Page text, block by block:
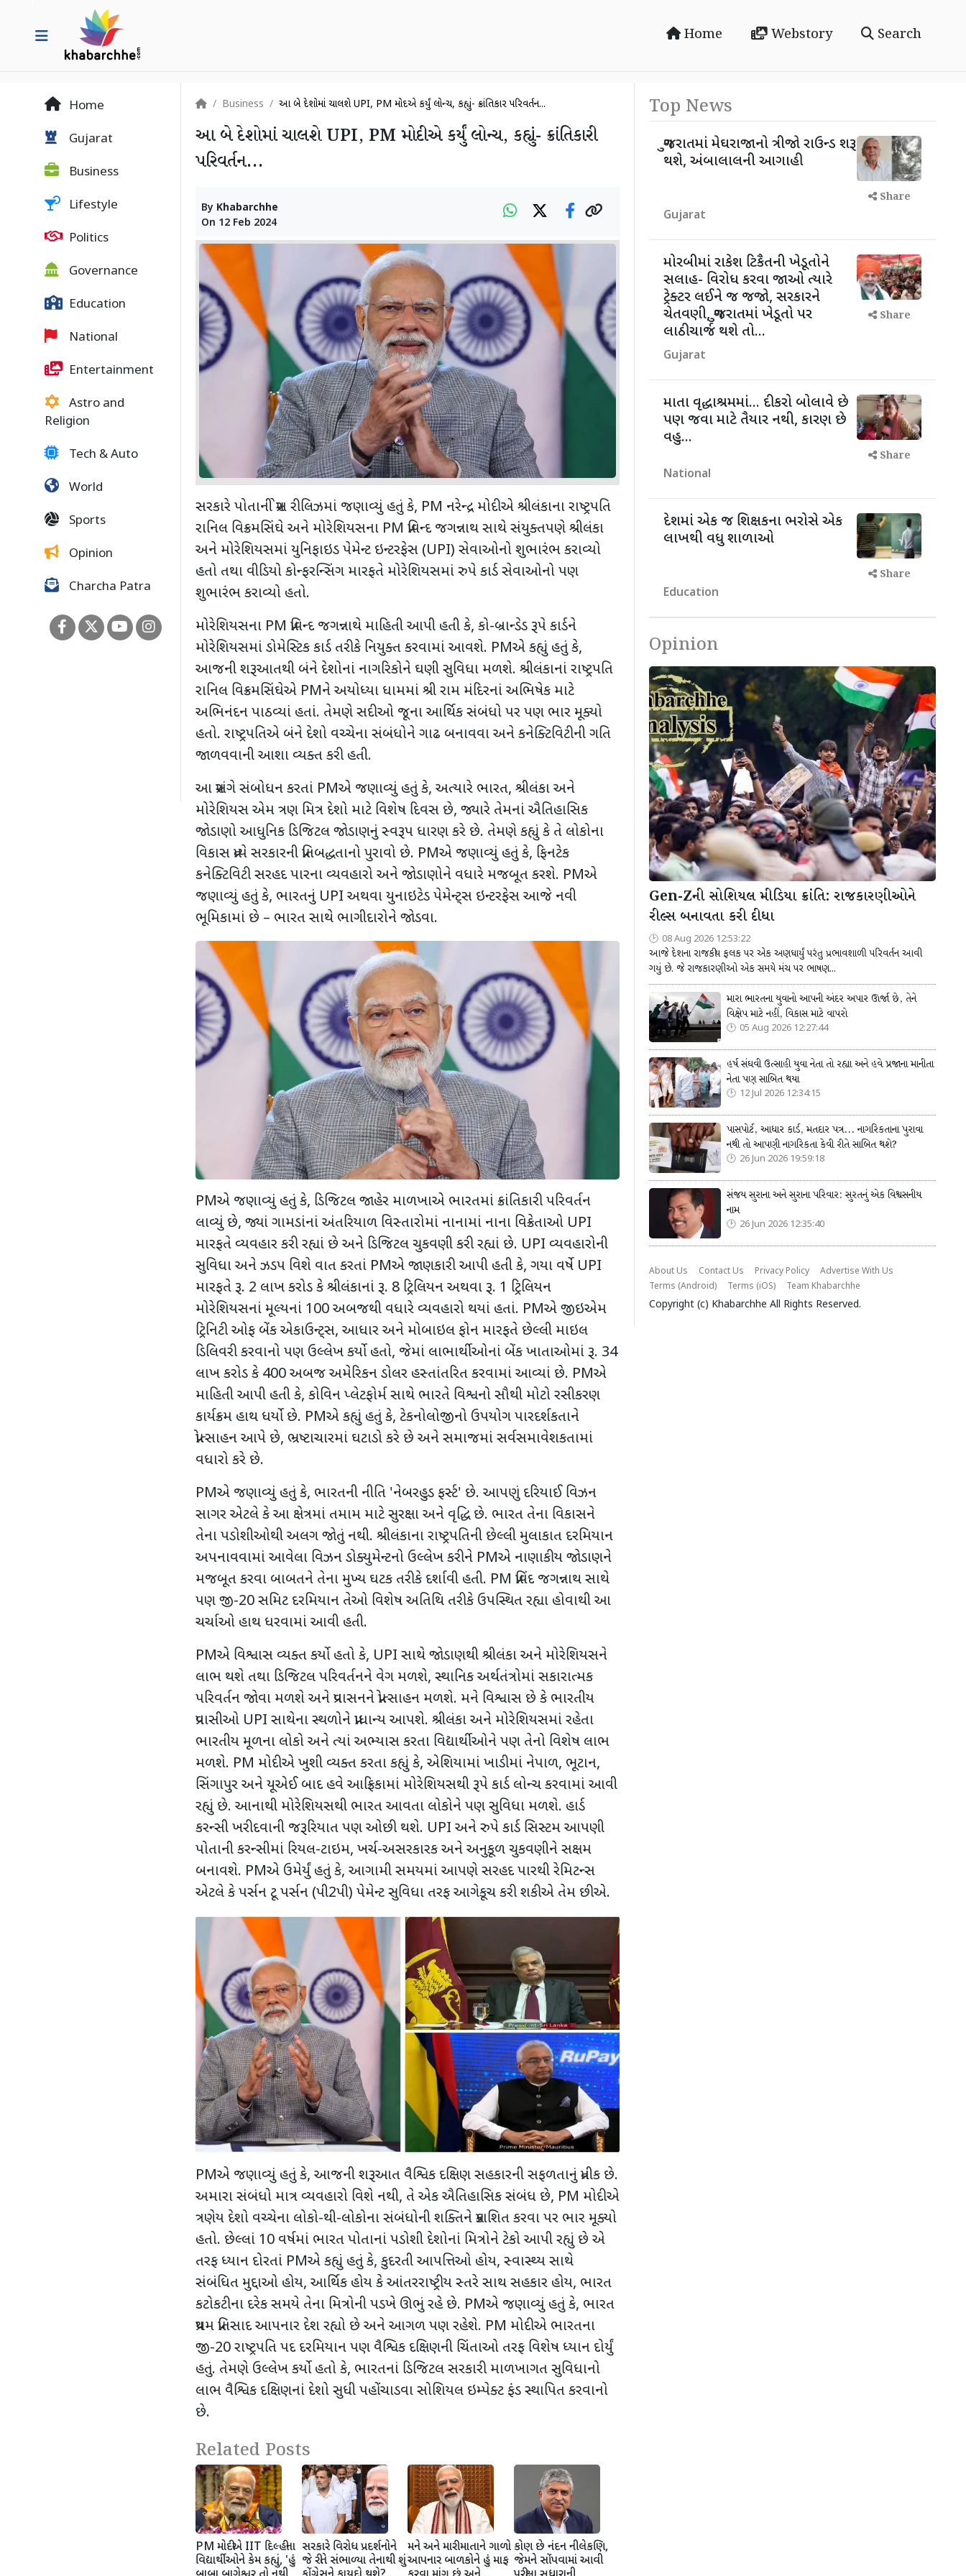
Home Webstory Search
Home
Gujarat
Business
Lifestyle
Politics
Governance
Education
National
Entertainment
Astro and
Religion
Tech & Auto
World
Sports
Opinion
Charcha Patra
Business આ બે દેશોમાં ચાલશે UPI, PM મોદીએ કર્યું લોન્ચ, કહ્યું- ક્રાંતિકારી પરિવર્તન...
આ બે દેશોમાં ચાલશે UPI, PM મોદીએ કર્યું લોન્ચ, કહ્યું- ક્રાંતિકારી
પરિવર્તન...
By Khabarchhe
On 12 Feb 2024
સરકારે પોતાની પ્રેસ રીલિઝમાં જણાવ્યું હતું કે, PM નરેન્દ્ર મોદીએ શ્રીલંકાના રાષ્ટ્રપતિ
રાનિલ વિક્રમસિંઘે અને મોરેશિયસના PM પ્રવિન્દ જગન્નાથ સાથે સંયુક્તપણે શ્રીલંકા
અને મોરેશિયસમાં યુનિફાઇડ પેમેન્ટ ઇન્ટરફેસ (UPI) સેવાઓનો શુભારંભ કરાવ્યો
હતો તથા વીડિયો કોન્ફરન્સિંગ મારફતે મોરેશિયસમાં રુપે કાર્ડ સેવાઓનો પણ
શુભારંભ કરાવ્યો હતો.
મોરેશિયસના PM પ્રવિન્દ જગન્નાથે માહિતી આપી હતી કે, કો-બ્રાન્ડેડ રૂપે કાર્ડને
મોરેશિયસમાં ડોમેસ્ટિક કાર્ડ તરીકે નિયુક્ત કરવામાં આવશે. PMએ કહ્યું હતું કે,
આજની શરૂઆતથી બંને દેશોનાં નાગરિકોને ઘણી સુવિધા મળશે. શ્રીલંકાનાં રાષ્ટ્રપતિ
રાનિલ વિક્રમસિંઘેએ PMને અયોધ્યા ધામમાં શ્રી રામ મંદિરનાં અભિષેક માટે
અભિનંદન પાઠવ્યાં હતાં. તેમણે સદીઓ જૂના આર્થિક સંબંધો પર પણ ભાર મૂક્યો
હતો. રાષ્ટ્રપતિએ બંને દેશો વચ્ચેના સંબંધોને ગાઢ બનાવવા અને કનેક્ટિવિટીની ગતિ
જાળવવાની આશા વ્યક્ત કરી હતી.
આ પ્રસંગે સંબોધન કરતાં PMએ જણાવ્યું હતું કે, અત્યારે ભારત, શ્રીલંકા અને
મોરેશિયસ એમ ત્રણ મિત્ર દેશો માટે વિશેષ દિવસ છે, જ્યારે તેમનાં ઐતિહાસિક
જોડાણો આધુનિક ડિજિટલ જોડાણનું સ્વરૂપ ધારણ કરે છે. તેમણે કહ્યું કે તે લોકોના
વિકાસ પ્રત્યે સરકારની પ્રતિબદ્ધતાનો પુરાવો છે. PMએ જણાવ્યું હતું કે, ફિનટેક
કનેક્ટિવિટી સરહદ પારના વ્યવહારો અને જોડાણોને વધારે મજબૂત કરશે. PMએ
જણાવ્યું હતું કે, ભારતનું UPI અથવા યુનાઇટેડ પેમેન્ટ્સ ઇન્ટરફેસ આજે નવી
ભૂમિકામાં છે – ભારત સાથે ભાગીદારોને જોડવા.
PMએ જણાવ્યું હતું કે, ડિજિટલ જાહેર માળખાએ ભારતમાં ક્રાંતિકારી પરિવર્તન
લાવ્યું છે, જ્યાં ગામડાંનાં અંતરિયાળ વિસ્તારોમાં નાનામાં નાના વિક્રેતાઓ UPI
મારફતે વ્યવહાર કરી રહ્યાં છે અને ડિજિટલ ચુકવણી કરી રહ્યાં છે. UPI વ્યવહારોની
સુવિધા અને ઝડપ વિશે વાત કરતાં PMએ જાણકારી આપી હતી કે, ગયા વર્ષે UPI
મારફતે રૂ. 2 લાખ કરોડ કે શ્રીલંકાનાં રૂ. 8 ટ્રિલિયન અથવા રૂ. 1 ટ્રિલિયન
મોરેશિયસનાં મૂલ્યનાં 100 અબજથી વધારે વ્યવહારો થયાં હતાં. PMએ જીઇએમ
ટ્રિનિટી ઓફ બેંક એકાઉન્ટ્સ, આધાર અને મોબાઇલ ફોન મારફતે છેલ્લી માઇલ
ડિલિવરી કરવાનો પણ ઉલ્લેખ કર્યો હતો, જેમાં લાભાર્થીઓનાં બેંક ખાતાઓમાં રૂ. 34
લાખ કરોડ કે 400 અબજ અમેરિકન ડોલર હસ્તાંતરિત કરવામાં આવ્યાં છે. PMએ
માહિતી આપી હતી કે, કોવિન પ્લેટફોર્મ સાથે ભારતે વિશ્વનો સૌથી મોટો રસીકરણ
કાર્યક્રમ હાથ ધર્યો છે. PMએ કહ્યું હતું કે, ટેકનોલોજીનો ઉપયોગ પારદર્શકતાને
પ્રોત્સાહન આપે છે, ભ્રષ્ટાચારમાં ઘટાડો કરે છે અને સમાજમાં સર્વસમાવેશકતામાં
વધારો કરે છે.
PMએ જણાવ્યું હતું કે, ભારતની નીતિ 'નેબરહુડ ફર્સ્ટ' છે. આપણું દરિયાઈ વિઝન
સાગર એટલે કે આ ક્ષેત્રમાં તમામ માટે સુરક્ષા અને વૃદ્ધિ છે. ભારત તેના વિકાસને
તેના પડોશીઓથી અલગ જોતું નથી. શ્રીલંકાના રાષ્ટ્રપતિની છેલ્લી મુલાકાત દરમિયાન
અપનાવવામાં આવેલા વિઝન ડોક્યુમેન્ટનો ઉલ્લેખ કરીને PMએ નાણાકીય જોડાણને
મજબૂત કરવા બાબતને તેના મુખ્ય ઘટક તરીકે દર્શાવી હતી. PM પ્રવિંદ જગન્નાથ સાથે
પણ જી-20 સમિટ દરમિયાન તેઓ વિશેષ અતિથિ તરીકે ઉપસ્થિત રહ્યા હોવાથી આ
ચર્ચાઓ હાથ ધરવામાં આવી હતી.
PMએ વિશ્વાસ વ્યક્ત કર્યો હતો કે, UPI સાથે જોડાણથી શ્રીલંકા અને મોરેશિયસને
લાભ થશે તથા ડિજિટલ પરિવર્તનને વેગ મળશે, સ્થાનિક અર્થતંત્રોમાં સકારાત્મક
પરિવર્તન જોવા મળશે અને પ્રવાસનને પ્રોત્સાહન મળશે. મને વિશ્વાસ છે કે ભારતીય
પ્રવાસીઓ UPI સાથેના સ્થળોને પ્રાધાન્ય આપશે. શ્રીલંકા અને મોરેશિયસમાં રહેતા
ભારતીય મૂળના લોકો અને ત્યાં અભ્યાસ કરતા વિદ્યાર્થીઓને પણ તેનો વિશેષ લાભ
મળશે. PM મોદીએ ખુશી વ્યક્ત કરતા કહ્યું કે, એશિયામાં ખાડીમાં નેપાળ, ભૂટાન,
સિંગાપુર અને યૂએઈ બાદ હવે આફ્રિકામાં મોરેશિયસથી રૂપે કાર્ડ લોન્ચ કરવામાં આવી
રહ્યું છે. આનાથી મોરેશિયસથી ભારત આવતા લોકોને પણ સુવિધા મળશે. હાર્ડ
કરન્સી ખરીદવાની જરૂરિયાત પણ ઓછી થશે. UPI અને રુપે કાર્ડ સિસ્ટમ આપણી
પોતાની કરન્સીમાં રિયલ-ટાઇમ, ખર્ચ-અસરકારક અને અનુકૂળ ચુકવણીને સક્ષમ
બનાવશે. PMએ ઉમેર્યું હતું કે, આગામી સમયમાં આપણે સરહદ પારથી રેમિટન્સ
એટલે કે પર્સન ટૂ પર્સન (પી2પી) પેમેન્ટ સુવિધા તરફ આગેકૂચ કરી શકીએ તેમ છીએ.
PMએ જણાવ્યું હતું કે, આજની શરૂઆત વૈશ્વિક દક્ષિણ સહકારની સફળતાનું પ્રતીક છે.
અમારા સંબંધો માત્ર વ્યવહારો વિશે નથી, તે એક ઐતિહાસિક સંબંધ છે, PM મોદીએ
ત્રણેય દેશો વચ્ચેના લોકો-થી-લોકોના સંબંધોની શક્તિને પ્રકાશિત કરવા પર ભાર મૂક્યો
હતો. છેલ્લાં 10 વર્ષમાં ભારત પોતાનાં પડોશી દેશોનાં મિત્રોને ટેકો આપી રહ્યું છે એ
તરફ ધ્યાન દોરતાં PMએ કહ્યું હતું કે, કુદરતી આપત્તિઓ હોય, સ્વાસ્થ્ય સાથે
સંબંધિત મુદ્દાઓ હોય, આર્થિક હોય કે આંતરરાષ્ટ્રીય સ્તરે સાથ સહકાર હોય, ભારત
કટોકટીના દરેક સમયે તેના મિત્રોની પડખે ઊભું રહે છે. PMએ જણાવ્યું હતું કે, ભારત
પ્રથમ પ્રતિસાદ આપનાર દેશ રહ્યો છે અને આગળ પણ રહેશે. PM મોદીએ ભારતના
જી-20 રાષ્ટ્રપતિ પદ દરમિયાન પણ વૈશ્વિક દક્ષિણની ચિંતાઓ તરફ વિશેષ ધ્યાન દોર્યું
હતું. તેમણે ઉલ્લેખ કર્યો હતો કે, ભારતનાં ડિજિટલ સરકારી માળખાગત સુવિધાનો
લાભ વૈશ્વિક દક્ષિણનાં દેશો સુધી પહોંચાડવા સોશિયલ ઇમ્પેક્ટ ફંડ સ્થાપિત કરવાનો
છે.
Related Posts
PM મોદીએ IIT દિલ્હીના
વિદ્યાર્થીઓને કેમ કહ્યું, 'હું
સરકારે વિરોધ પ્રદર્શનોને
જે રીતે સંભાળ્યા તેનાથી શું
મને અને મારી માતાને ગાળો
આપનાર બાળકોને હું માફ
કોણ છે નંદન નીલેકણિ,
જેમને સોંપવામાં આવી
Top News
ગુજરાતમાં મેઘરાજાનો ત્રીજો રાઉન્ડ શરૂ
થશે, અંબાલાલની આગાહી
Gujarat
Share
મોરબીમાં રાકેશ ટિકૈતની ખેડૂતોને
સલાહ- વિરોધ કરવા જાઓ ત્યારે
ટ્રેક્ટર લઈને જ જજો, સરકારને
ચેતવણી, ગુજરાતમાં ખેડૂતો પર
લાઠીચાર્જ થશે તો...
Gujarat
Share
માતા વૃદ્ધાશ્રમમાં... દીકરો બોલાવે છે
પણ જવા માટે તૈયાર નથી, કારણ છે
વહુ...
National
Share
દેશમાં એક જ શિક્ષકના ભરોસે એક
લાખથી વધુ શાળાઓ
Education
Share
Opinion
Gen-Zની સોશિયલ મીડિયા ક્રાંતિ: રાજકારણીઓને
રીલ્સ બનાવતા કરી દીધા
08 Aug 2026 12:53:22
આજે દેશના રાજકીય ફલક પર એક અણધાર્યું પરંતુ પ્રભાવશાળી પરિવર્તન આવી
ગયું છે. જે રાજકારણીઓ એક સમયે મંચ પર ભાષણ...
મારા ભારતના યુવાનો આપની અંદર અપાર ઊર્જા છે, તેને
વિક્ષેપ માટે નહીં, વિકાસ માટે વાપરો
05 Aug 2026 12:27:44
હર્ષ સંઘવી ઉત્સાહી યુવા નેતા તો રહ્યા અને હવે પ્રજાના માનીતા
નેતા પણ સાબિત થયા
12 Jul 2026 12:34:15
પાસપોર્ટ, આધાર કાર્ડ, મતદાર પત્ર... નાગરિકતાના પુરાવા
નથી તો આપણી નાગરિકતા કેવી રીતે સાબિત થશે?
26 Jun 2026 19:59:18
સંજય સુરાના અને સુરાના પરિવાર: સુરતનું એક વિશ્વસનીય
નામ
26 Jun 2026 12:35:40
About Us Contact Us Privacy Policy
Advertise With Us
Terms (Android)
Terms (iOS) Team Khabarchhe
Copyright (c) Khabarchhe All Rights Reserved.